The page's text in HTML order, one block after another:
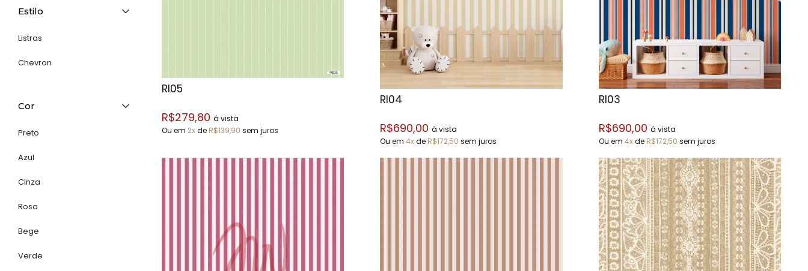
Estilo
Listras
Chevron
Cor
Preto
Azul
Cinza
Rosa
Bege
Verde
RI05
R$279,80 á vista
Ou em 2xde R$139,90 sem juros
RI04
R$690,00á vista
Ou em4xde R$172,50 sem juros
RI03
R$690,00 á vista
Ou em 4xde R$172,50 sem juros